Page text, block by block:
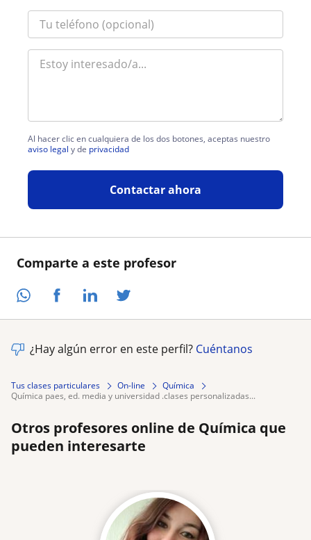
Comparte a este profesor
Al hacer clic en cualquiera de los dos botones, aceptas nuestro
aviso legal y de privacidad
Contactar ahora
¿Hay algún error en este perfil? Cuéntanos
Tus clases particulares On-line
Química
química paes, ed. media y universidad .clases personalizadas...
Otros profesores online de Química que
pueden interesarte